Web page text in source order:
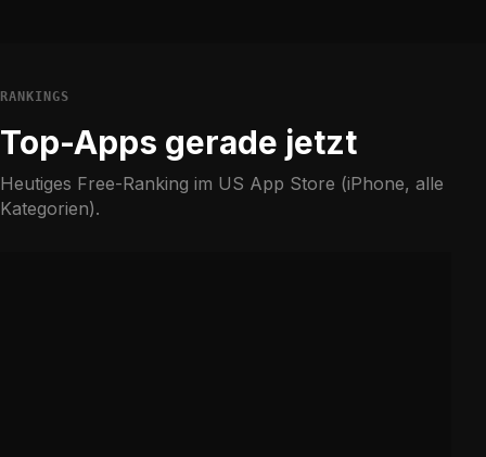
RANKINGS
Top-Apps gerade jetzt
Heutiges Free-Ranking im US App Store (iPhone, alle
Kategorien).